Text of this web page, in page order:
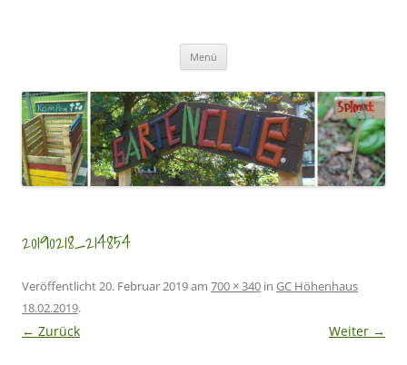
Menü
20190218_214854
Veröffentlicht20. Februar 2019am 700 × 340 in GC Höhenhaus
18.02.2019.
← Zurück Weiter →